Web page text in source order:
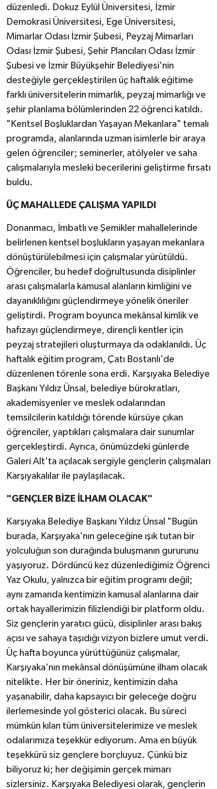
düzenledi. Dokuz Eylül Üniversitesi, İzmir
Demokrasi Üniversitesi, Ege Üniversitesi,
Mimarlar Odası İzmir Şubesi, Peyzaj Mimarları
Odası İzmir Şubesi, Şehir Plancıları Odası İzmir
Şubesi ve İzmir Büyükşehir Belediyesi'nin
desteğiyle gerçekleştirilen üç haftalık eğitime
farklı üniversitelerin mimarlık, peyzaj mimarlığı ve
şehir planlama bölümlerinden 22 öğrenci katıldı.
"Kentsel Boşluklardan Yaşayan Mekanlara" temalı
programda, alanlarında uzman isimlerle bir araya
gelen öğrenciler; seminerler, atölyeler ve saha
çalışmalarıyla mesleki becerilerini geliştirme fırsatı
buldu.
ÜÇ MAHALLEDE ÇALIŞMA YAPILDI
Donanmacı, İmbatlı ve Şemikler mahallelerinde
belirlenen kentsel boşlukların yaşayan mekanlara
dönüştürülebilmesi için çalışmalar yürütüldü.
Öğrenciler, bu hedef doğrultusunda disiplinler
arası çalışmalarla kamusal alanların kimliğini ve
dayanıklılığını güçlendirmeye yönelik öneriler
geliştirdi. Program boyunca mekânsal kimlik ve
hafızayı güçlendirmeye, dirençli kentler için
peyzaj stratejileri oluşturmaya da odaklanıldı. Üç
haftalık eğitim program, Çatı Bostanlı'de
düzenlenen törenle sona erdi. Karşıyaka Belediye
Başkanı Yıldız Ünsal, belediye bürokratları,
akademisyenler ve meslek odalarından
temsilcilerin katıldığı törende kürsüye çıkan
öğrenciler, yaptıkları çalışmalara dair sunumlar
gerçekleştirdi. Ayrıca, önümüzdeki günlerde
Galeri Alt'ta açılacak sergiyle gençlerin çalışmaları
Karşıyakalılar ile paylaşılacak.
"GENÇLER BİZE İLHAM OLACAK"
Karşıyaka Belediye Başkanı Yıldız Ünsal "Bugün
burada, Karşıyaka'nın geleceğine ışık tutan bir
yolculuğun son durağında buluşmanın gururunu
yaşıyoruz. Dördüncü kez düzenlediğimiz Öğrenci
Yaz Okulu, yalnızca bir eğitim programı değil;
aynı zamanda kentimizin kamusal alanlarına dair
ortak hayallerimizin filizlendiği bir platform oldu.
Siz gençlerin yaratıcı gücü, disiplinler arası bakış
açısı ve sahaya taşıdığı vizyon bizlere umut verdi.
Üç hafta boyunca yürüttüğünüz çalışmalar,
Karşıyaka'nın mekânsal dönüşümüne ilham olacak
nitelikte. Her bir öneriniz, kentimizin daha
yaşanabilir, daha kapsayıcı bir geleceğe doğru
ilerlemesinde yol gösterici olacak. Bu süreci
mümkün kılan tüm üniversitelerimize ve meslek
odalarımıza teşekkür ediyorum. Ama en büyük
teşekkürü siz gençlere borçluyuz. Çünkü biz
biliyoruz ki; her değişimin gerçek mimarı
sizlersiniz. Karşıyaka Belediyesi olarak, gençlerin